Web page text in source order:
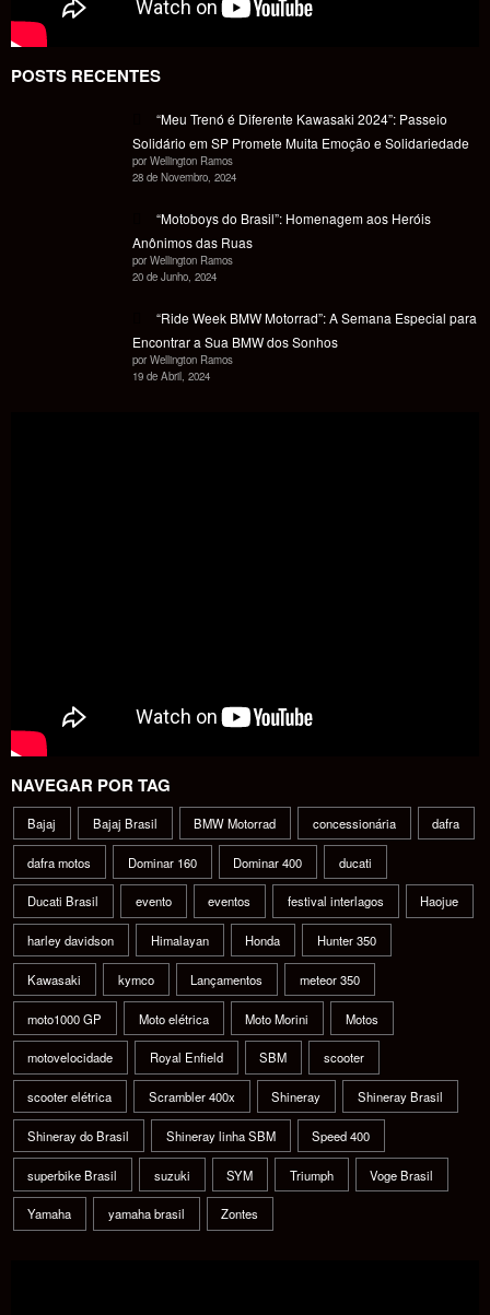
POSTS RECENTES
“Meu Trenó é Diferente Kawasaki 2024”: Passeio
Solidário em SP Promete Muita Emoção e Solidariedade
por Wellington Ramos
28 de Novembro, 2024
“Motoboys do Brasil”: Homenagem aos Heróis
Anônimos das Ruas
por Wellington Ramos
20 de Junho, 2024
“Ride Week BMW Motorrad”: A Semana Especial para
Encontrar a Sua BMW dos Sonhos
por Wellington Ramos
19 de Abril, 2024
NAVEGAR POR TAG
Bajaj Bajaj Brasil BMW Motorrad concessionária dafra
dafra motos Dominar 160 Dominar 400 ducati
Ducati Brasil evento eventos festival interlagos Haojue
harley davidson Himalayan Honda Hunter 350
Kawasaki kymco Lançamentos meteor 350
moto1000 GP Moto elétrica Moto Morini Motos
motovelocidade Royal Enfield SBM scooter
scooter elétrica Scrambler 400x Shineray Shineray Brasil
Shineray do Brasil Shineray linha SBM Speed 400
superbike Brasil suzuki SYM Triumph Voge Brasil
Yamaha yamaha brasil Zontes